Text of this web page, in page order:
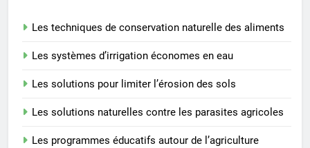
Les techniques de conservation naturelle des aliments
Les systèmes d’irrigation économes en eau
Les solutions pour limiter l’érosion des sols
Les solutions naturelles contre les parasites agricoles
Les programmes éducatifs autour de l’agriculture